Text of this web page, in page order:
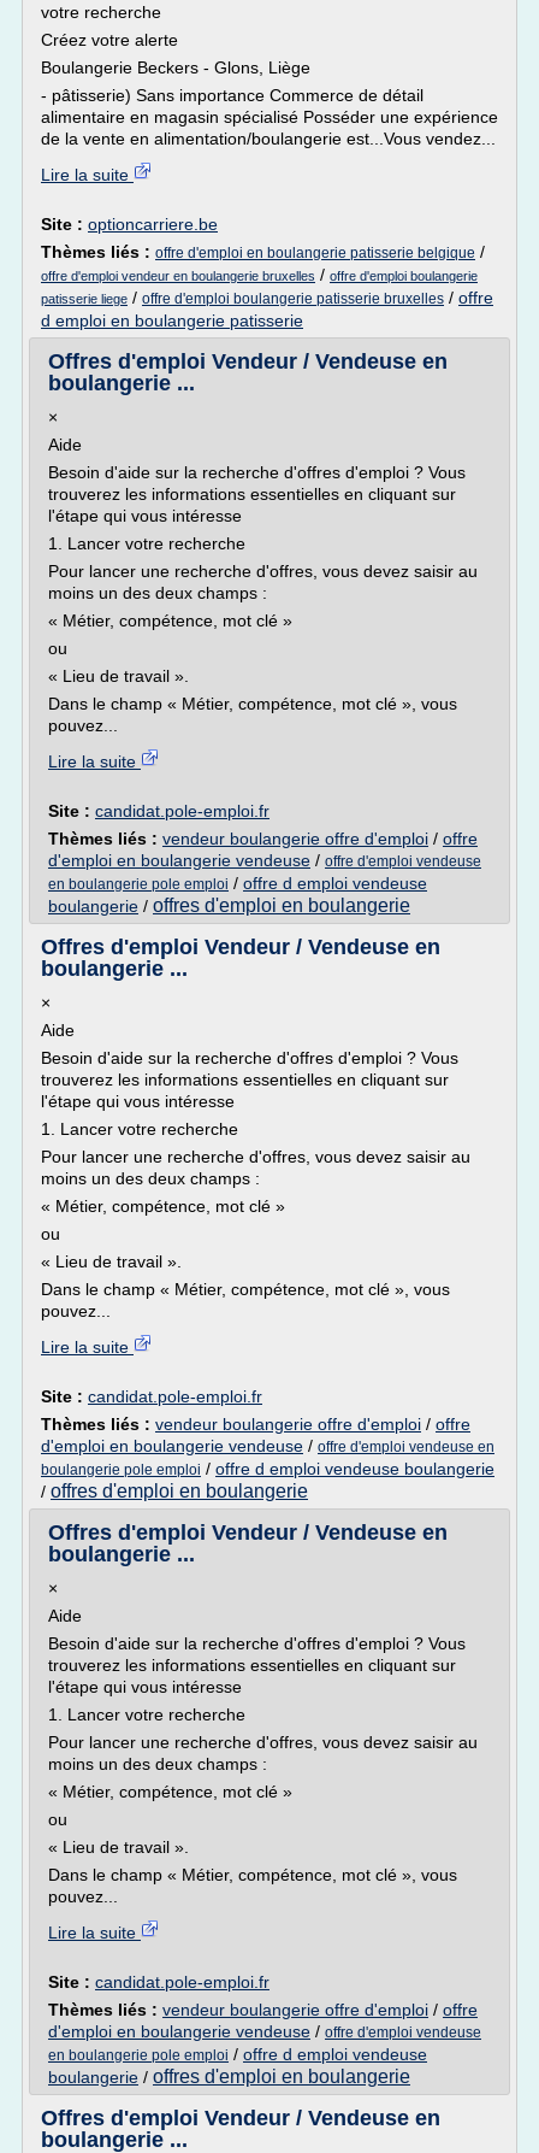
votre recherche
Créez votre alerte
Boulangerie Beckers - Glons, Liège
- pâtisserie) Sans importance Commerce de détail
alimentaire en magasin spécialisé Posséder une expérience
de la vente en alimentation/boulangerie est...Vous vendez...
Lire la suite
Site : optioncarriere.be
Thèmes liés : offre d'emploi en boulangerie patisserie belgique /
offre d'emploi vendeur en boulangerie bruxelles / offre d'emploi boulangerie
patisserie liege / offre d'emploi boulangerie patisserie bruxelles / offre
d emploi en boulangerie patisserie
Offres d'emploi Vendeur / Vendeuse en
boulangerie ...
×
Aide
Besoin d'aide sur la recherche d'offres d'emploi ? Vous
trouverez les informations essentielles en cliquant sur
l'étape qui vous intéresse
1. Lancer votre recherche
Pour lancer une recherche d'offres, vous devez saisir au
moins un des deux champs :
« Métier, compétence, mot clé »
ou
« Lieu de travail ».
Dans le champ « Métier, compétence, mot clé », vous
pouvez...
Lire la suite
Site : candidat.pole-emploi.fr
Thèmes liés : vendeur boulangerie offre d'emploi / offre
d'emploi en boulangerie vendeuse / offre d'emploi vendeuse
en boulangerie pole emploi / offre d emploi vendeuse
boulangerie / offres d'emploi en boulangerie
Offres d'emploi Vendeur / Vendeuse en
boulangerie ...
×
Aide
Besoin d'aide sur la recherche d'offres d'emploi ? Vous
trouverez les informations essentielles en cliquant sur
l'étape qui vous intéresse
1. Lancer votre recherche
Pour lancer une recherche d'offres, vous devez saisir au
moins un des deux champs :
« Métier, compétence, mot clé »
ou
« Lieu de travail ».
Dans le champ « Métier, compétence, mot clé », vous
pouvez...
Lire la suite
Site : candidat.pole-emploi.fr
Thèmes liés : vendeur boulangerie offre d'emploi / offre
d'emploi en boulangerie vendeuse / offre d'emploi vendeuse en
boulangerie pole emploi / offre d emploi vendeuse boulangerie
/ offres d'emploi en boulangerie
Offres d'emploi Vendeur / Vendeuse en
boulangerie ...
×
Aide
Besoin d'aide sur la recherche d'offres d'emploi ? Vous
trouverez les informations essentielles en cliquant sur
l'étape qui vous intéresse
1. Lancer votre recherche
Pour lancer une recherche d'offres, vous devez saisir au
moins un des deux champs :
« Métier, compétence, mot clé »
ou
« Lieu de travail ».
Dans le champ « Métier, compétence, mot clé », vous
pouvez...
Lire la suite
Site : candidat.pole-emploi.fr
Thèmes liés : vendeur boulangerie offre d'emploi / offre
d'emploi en boulangerie vendeuse / offre d'emploi vendeuse
en boulangerie pole emploi / offre d emploi vendeuse
boulangerie / offres d'emploi en boulangerie
Offres d'emploi Vendeur / Vendeuse en
boulangerie ...